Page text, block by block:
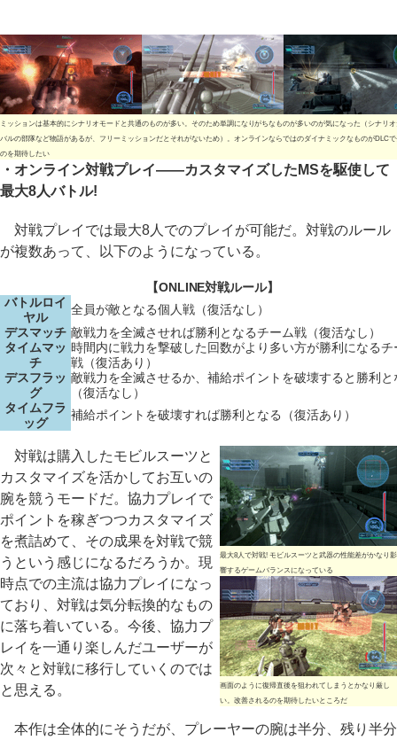
ミッションは基本的にシナリオモードと共通のものが多い。そのため単調になりがちなものが多いのが気になった（シナリ
バルの部隊など物語があるが、フリーミッションだとそれがないため）。オンラインならではのダイナミックなものがDLC
のを期待したい
・オンライン対戦プレイ――カスタマイズしたMSを駆使して
最大8人バトル!
対戦プレイでは最大8人でのプレイが可能だ。対戦のルール
が複数あって、以下のようになっている。
【ONLINE対戦ルール】
バトルロイ
ヤル
全員が敵となる個人戦（復活なし）
デスマッチ 敵戦力を全滅させれば勝利となるチーム戦（復活なし）
タイムマッ
チ
時間内に戦力を撃破した回数がより多い方が勝利になるチ
戦（復活あり）
デスフラッ
グ
敵戦力を全滅させるか、補給ポイントを破壊すると勝利と
（復活なし）
タイムフラ
ッグ
補給ポイントを破壊すれば勝利となる（復活あり）
最大8人で対戦! モビルスーツと武器の性能差がかなり影
響するゲームバランスになっている
画面のように復帰直後を狙われてしまうとかなり厳し
い。改善されるのを期待したいところだ
対戦は購入したモビルスーツと
カスタマイズを活かしてお互いの
腕を競うモードだ。協力プレイで
ポイントを稼ぎつつカスタマイズ
を煮詰めて、その成果を対戦で競
うという感じになるだろうか。現
時点での主流は協力プレイになっ
ており、対戦は気分転換的なもの
に落ち着いている。今後、協力プ
レイを一通り楽しんだユーザーが
次々と対戦に移行していくのでは
と思える。
本作は全体的にそうだが、プレーヤーの腕は半分、残り半分